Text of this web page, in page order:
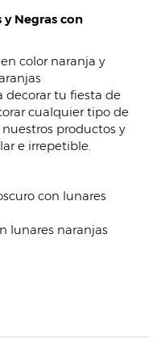
y Negras con
color naranja y
decorar tu fiesta de
cualquier tipo de
productos y
e irrepetible.
con lunares
lunares naranjas